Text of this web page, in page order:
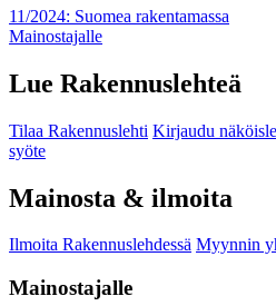
11/2024: Suomea rakentamassa
Mainostajalle
Lue Rakennuslehteä
Tilaa Rakennuslehti Kirjaudu
syöte
Mainosta & ilmoita
Ilmoita Rakennuslehdessä Myynnin
Mainostajalle